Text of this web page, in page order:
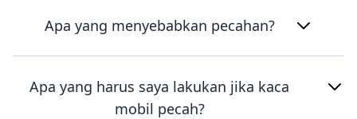
Apa yang menyebabkan pecahan?
Apa yang harus saya lakukan jika kaca
mobil pecah?